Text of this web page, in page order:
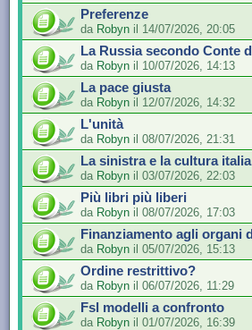
Preferenze
da Robyn il 14/07/2026, 20:05
La Russia secondo Conte
da Robyn il 10/07/2026, 14:13
La pace giusta
da Robyn il 12/07/2026, 14:32
L'unità
da Robyn il 08/07/2026, 21:31
La sinistra e la cultura
da Robyn il 03/07/2026, 22:03
Più libri più liberi
da Robyn il 08/07/2026, 17:03
Finanziamento agli organi
da Robyn il 05/07/2026, 15:13
Ordine restrittivo?
da Robyn il 06/07/2026, 11:29
Fsl modelli a confronto
da Robyn il 01/07/2026, 16:39